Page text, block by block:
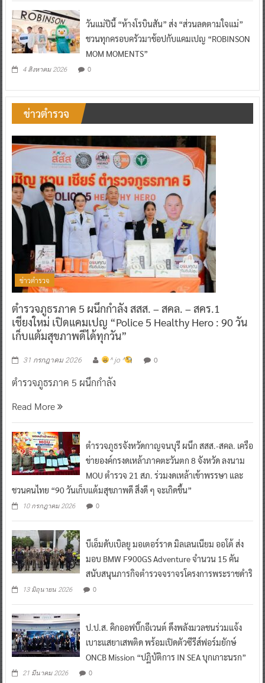
วันแม่ปีนี้ “ห้างโรบินสัน” ส่ง “ส่วนลดตามใจแม่”
ชวนทุกครอบครัวมาช้อปกับแคมเปญ “ROBINSON
MOM MOMENTS”
4 สิงหาคม 2026 0
ข่าวตำรวจ
ข่าวตำรวจ
ตำรวจภูธรภาค 5 ผนึกกำลัง สสส. – สคล. – สคร.1
เชียงใหม่ เปิดแคมเปญ “Police 5 Healthy Hero : 90 วัน
เก็บแต้มสุขภาพดีได้ทุกวัน”
31 กรกฎาคม 2026 ^ jo ^ 0
ตำรวจภูธรภาค 5 ผนึกกำลัง
Read More
ตำรวจภูธรจังหวัดกาญจนบุรี ผนึก สสส.-สคล. เครือ
ข่ายองค์กรงดเหล้าภาคตะวันตก 8 จังหวัด ลงนาม
MOU ตำรวจ 21 สภ. ร่วมงดเหล้าเข้าพรรษา และ
ชวนคนไทย “90 วันเก็บแต้มสุขภาพดี สิ่งดี ๆ จะเกิดขึ้น”
10 กรกฎาคม 2026 0
บีเอ็มดับเบิลยู มอเตอร์ราด มิลเลนเนียม ออโต้ ส่ง
มอบ BMW F900GS Adventure จำนวน 15 คัน
สนับสนุนภารกิจตำรวจจราจรโครงการพระราชดำริ
13 มิถุนายน 2026 0
ป.ป.ส. คิกออฟบิ๊กอีเวนต์ ดึงพลังมวลชนร่วมแจ้ง
เบาะแสยาเสพติด พร้อมเปิดตัวซีรีส์ฟอร์มยักษ์
ONCB Mission “ปฏิบัติการ IN SEA บุกเกาะนรก”
21 มีนาคม 2026 0